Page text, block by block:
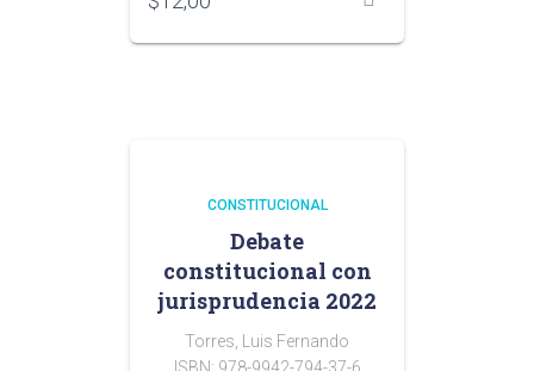
CONSTITUCIONAL
Debate
constitucional con
jurisprudencia 2022
Torres, Luis Fernando
ISBN: 978-9942-794-37-6